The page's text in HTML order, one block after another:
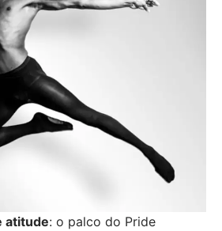
atitude: o palco do Pride